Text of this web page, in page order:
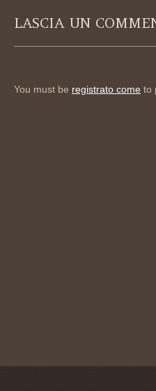
LASCIA UN
You must be registrato come to